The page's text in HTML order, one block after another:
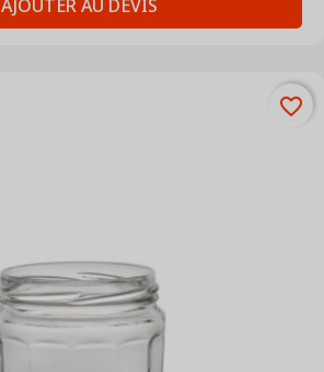
AJOUTER AU DEVIS
favorite_border